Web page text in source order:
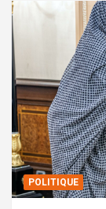
POLITIQUE